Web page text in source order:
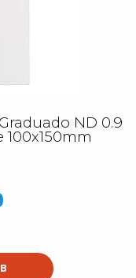
ND 0.9
100x150mm